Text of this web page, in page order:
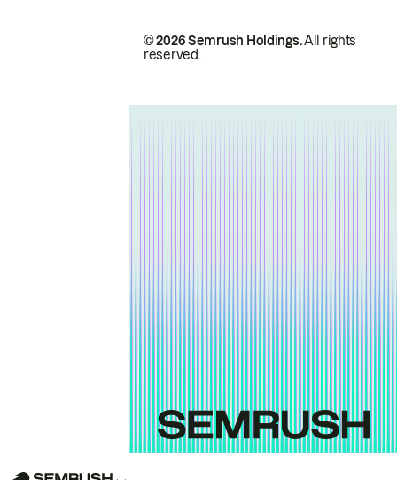
© 2026 Semrush Holdings.All rights
reserved.